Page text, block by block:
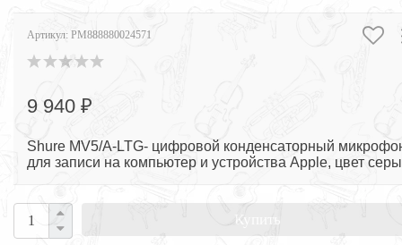
Артикул: PM888880024571
9 940 ₽
Shure MV5/A-LTG- цифровой конденсаторный
для записи на компьютер и устройства Apple, цвет
Купить